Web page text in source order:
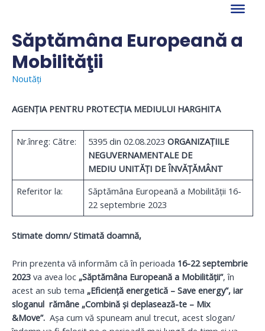
content
Săptămâna Europeană a
Mobilităţii
Noutăți
AGENȚIA PENTRU PROTECȚIA MEDIULUI HARGHITA
Nr.înreg: Către: 5395 din 02.08.2023ORGANIZAȚIILE
NEGUVERNAMENTALE DE
MEDIU UNITĂȚI DE ÎNVĂȚĂMÂNT
Referitor la:
Săptămâna Europeană a Mobilităţii 16-
22 septembrie 2023
Stimate domn/ Stimată doamnă,
Prin prezenta vă informăm că în perioada 16-22 septembrie
2023 va avea loc „Săptămâna Europeană a Mobilităţii”, în
acest an sub tema „Eficiență energetică – Save energy”, iar
sloganul rămâne „Combină și deplasează-te – Mix
&Move”. Așa cum vă spuneam anul trecut, acest slogan/